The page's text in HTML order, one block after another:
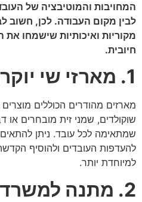
המחויבות והמוטיבציה של
לבין מקום העבודה. לכן, חשוב
מקוריות ואיכותיות שישמחו את
חיובית.
1. מארזי שי יוקרתיים
מארזים מהודרים הכוללים מוצרים
שוקולדים, שמני זית מובחרים
שמתאימה לכל עובד. ניתן
להעדפות העובדים ולהוסיף
למיוחדת יותר.
2. מתנה למשרד חדש